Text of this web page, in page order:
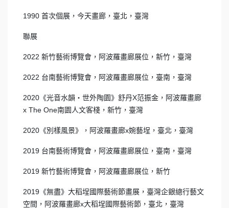
1990 首次個展，今天畫廊，臺北，臺灣
聯展
2022 新竹藝術博覽會，阿波羅畫廊展位，新竹，臺灣
2022 台南藝術博覽會，阿波羅畫廊展位，臺南，臺灣
2020《光音水韻‧世外陶園》舒丹X范振金，阿波羅畫廊
x The One南園人文客棧，新竹，臺灣
2020《別樣風景》，阿波羅畫廊x婉藝埕，臺北，臺灣
2019 台南藝術博覽會，阿波羅畫廊展位，臺南，臺灣
2019 新竹藝術博覽會，阿波羅畫廊展位，新竹
2019《無盡》大稻埕國際藝術節畫展，臺灣企銀總行藝文
空間，阿波羅畫廊x大稻埕國際藝術節，臺北，臺灣